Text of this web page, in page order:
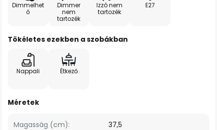
Dimmelhet
ő
Dimmer
nem
tartozék
Izzó nem
tartozék
E27
Tökéletes ezekben a szobákban
Nappali Étkező
Méretek
Magasság (cm): 37,5